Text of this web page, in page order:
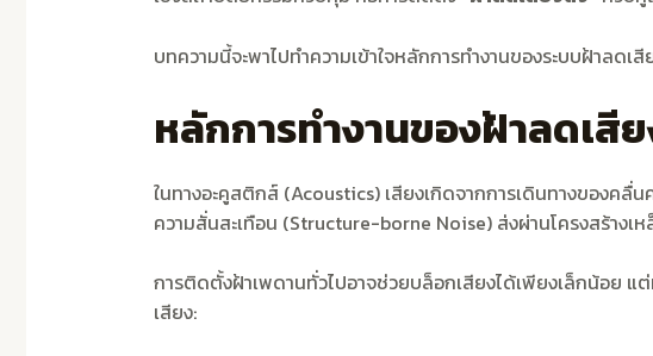
บทความนี้จะพาไปทำความเข้าใจหลักการทำงานของระบบฝ้าล
หลักการทำงานของฝ้าลดเสี
ในทางอะคูสติกส์ (Acoustics) เสียงเกิดจากการเดินทางของค
ความสั่นสะเทือน (Structure-borne Noise) ส่งผ่านโครงสร้างเ
การติดตั้งฝ้าเพดานทั่วไปอาจช่วยบล็อกเสียงได้เพียงเล็กน้อย แต่
เสียง: